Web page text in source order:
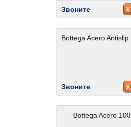
Звоните
Bottega Acero Antislip
Звоните
Bottega Acero